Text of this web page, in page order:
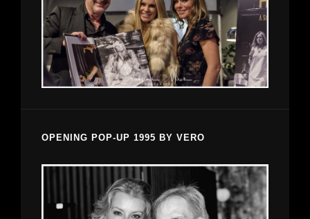
OPENING POP-UP 1995 BY VERO